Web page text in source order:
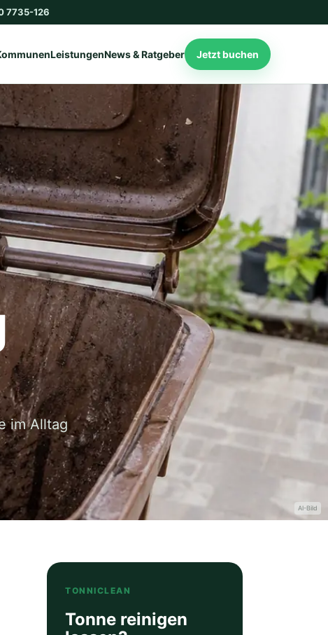
7735-126
LeistungenNews & Ratgeber Jetzt buchen
im Alltag
AI-Bild
TONNICLEAN
Tonne reinigen